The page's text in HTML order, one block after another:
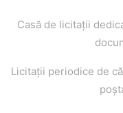
Casă de licitaţii
Licitaţii periodice de